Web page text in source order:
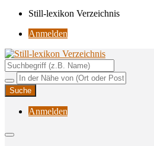
Still-lexikon Verzeichnis
Anmelden
Still-lexikon Verzeichnis
Unterstützungsangebote rund ums Stillen
Anmelden